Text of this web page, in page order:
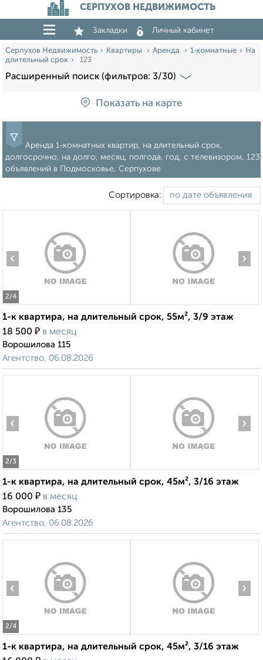
СЕРПУХОВ НЕДВИЖИМОСТЬ
Закладки Личный кабинет
Серпухов Недвижимость Квартиры Аренда 1‑комнатные
На
длительный срок
123
Расширенный поиск (фильтров: 3/30)
Показать на карте
Аренда 1‑комнатных квартир, на длительный срок,
долгосрочно, на долго, месяц, полгода, год, с телевизором, 123
объявлений в Подмосковье, Серпухове
Сортировка:
2/4
‹ ›
1-к квартира, на длительный срок, 55м², 3/9 этаж
18 500 ₽ в месяц
Ворошилова 115
Агентство, 06.08.2026
2/3
‹ ›
1-к квартира, на длительный срок, 45м², 3/16 этаж
16 000 ₽ в месяц
Ворошилова 135
Агентство, 06.08.2026
2/4
‹ ›
1-к квартира, на длительный срок, 45м², 3/16 этаж